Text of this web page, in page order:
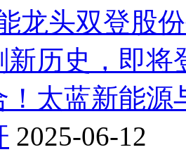
龙头双登股
新历史，即将
！太蓝新能源
2025-06-12